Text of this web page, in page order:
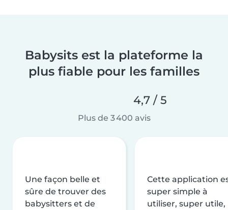
Babysits est la plateforme la
plus fiable pour les familles
4,7 / 5
Plus de 3 400 avis
Une façon belle et
sûre de trouver des
babysitters et de
Cette application
super simple à
utiliser, super utile,